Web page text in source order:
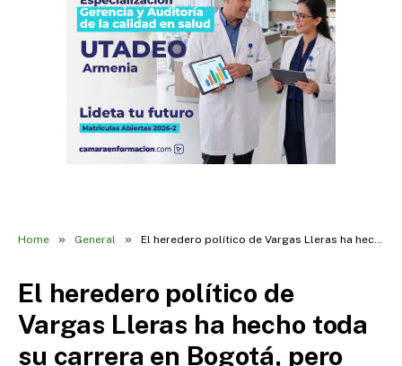
Home » General » El heredero político de Vargas Lleras ha hecho toda su carrera en Bogotá, pero resultó elegido como el senador del Quindío.
El heredero político de
Vargas Lleras ha hecho toda
su carrera en Bogotá, pero